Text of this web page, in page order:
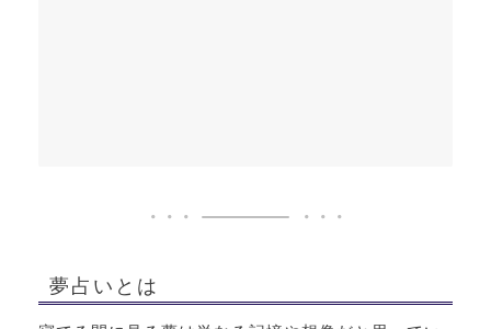
夢占いとは